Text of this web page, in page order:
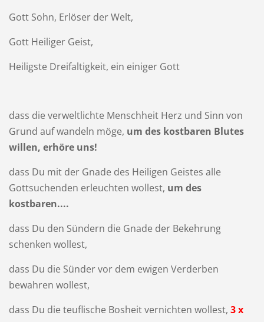
Gott Sohn, Erlöser der Welt,
Gott Heiliger Geist,
Heiligste Dreifaltigkeit, ein einiger Gott
dass die verweltlichte Menschheit Herz und Sinn von
Grund auf wandeln möge, um des kostbaren Blutes
willen, erhöre uns!
dass Du mit der Gnade des Heiligen Geistes alle
Gottsuchenden erleuchten wollest, um des
kostbaren....
dass Du den Sündern die Gnade der Bekehrung
schenken wollest,
dass Du die Sünder vor dem ewigen Verderben
bewahren wollest,
dass Du die teuflische Bosheit vernichten wollest, 3 x